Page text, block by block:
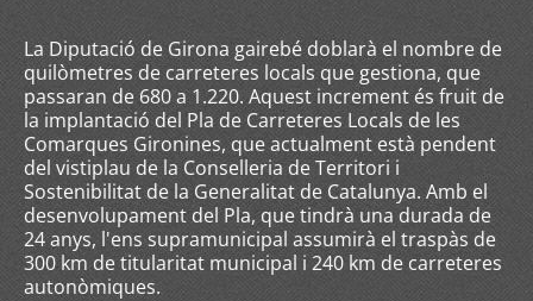
La Diputació de Girona gairebé doblarà el nombre de
quilòmetres de carreteres locals que gestiona, que
passaran de 680 a 1.220. Aquest increment és fruit de
la implantació del Pla de Carreteres Locals de les
Comarques Gironines, que actualment està pendent
del vistiplau de la Conselleria de Territori i
Sostenibilitat de la Generalitat de Catalunya. Amb el
desenvolupament del Pla, que tindrà una durada de
24 anys, l'ens supramunicipal assumirà el traspàs de
300 km de titularitat municipal i 240 km de carreteres
autonòmiques.